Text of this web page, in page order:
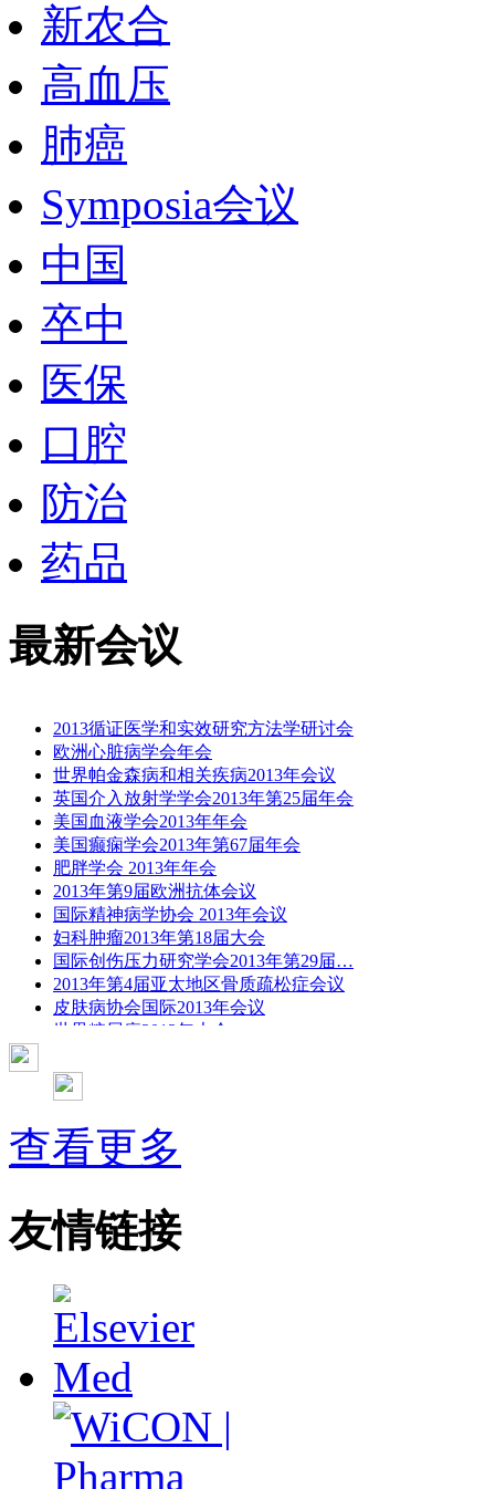
新农合
高血压
肺癌
Symposia会议
中国
卒中
医保
口腔
防治
药品
最新会议
2013循证医学和实效研究方法学研讨会
欧洲心脏病学会年会
世界帕金森病和相关疾病2013年会议
英国介入放射学学会2013年第25届年会
美国血液学会2013年年会
美国癫痫学会2013年第67届年会
肥胖学会 2013年年会
2013年第9届欧洲抗体会议
国际精神病学协会 2013年会议
妇科肿瘤2013年第18届大会
国际创伤压力研究学会2013年第29届…
2013年第4届亚太地区骨质疏松症会议
皮肤病协会国际2013年会议
世界糖尿病2013年大会
彭晓霞---诊断试验的Meta分析
武姗姗---累积Meta分析和TSA分析
孙凤---Network Meta分析
杨智荣---Cochrane综述实战经验分享
杨祖耀---疾病频率资料的Meta分析
查看更多
友情链接